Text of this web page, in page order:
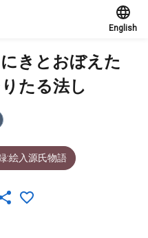
English
にきとおぼえた
たる法し
:絵入源氏物語